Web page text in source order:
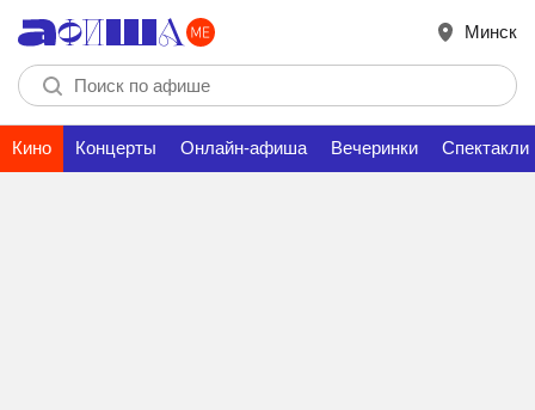
Минск
Кино Концерты Онлайн-афиша Вечеринки Спектакли